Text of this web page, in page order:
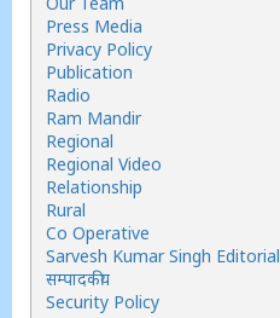
Press Media
Privacy Policy
Publication
Radio
Ram Mandir
Regional
Regional Video
Relationship
Rural
Co Operative
Sarvesh Kumar Singh Editorial
सम्पादकीय
Security Policy